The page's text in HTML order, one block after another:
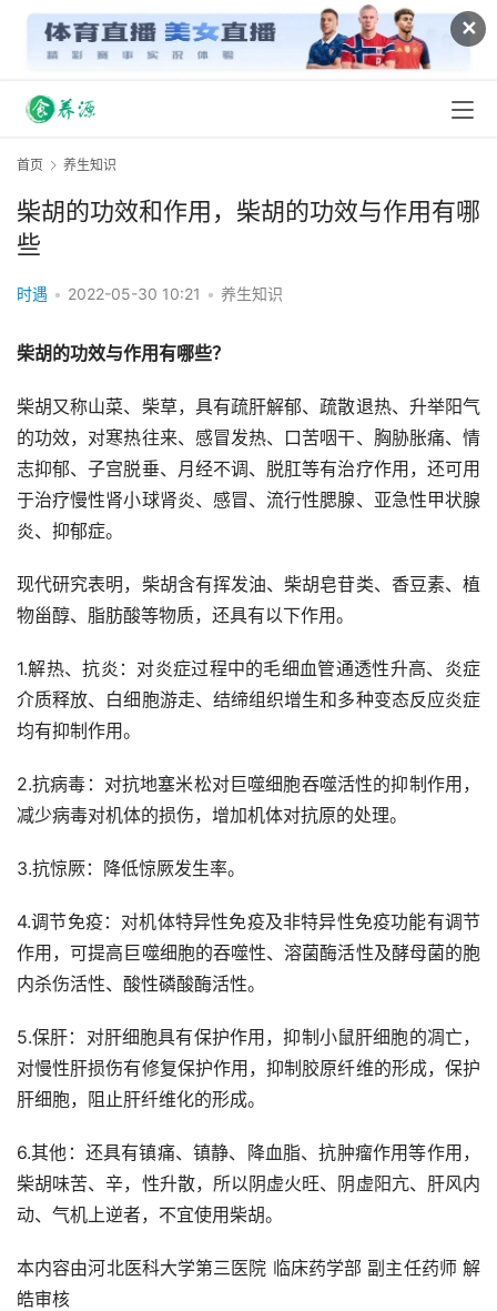
✕
首页 养生知识
柴胡的功效和作用，柴胡的功效与作用有哪
些
时遇 • 2022-05-30 10:21 • 养生知识
柴胡的功效与作用有哪些？
柴胡又称山菜、柴草，具有疏肝解郁、疏散退热、升举阳气
的功效，对寒热往来、感冒发热、口苦咽干、胸胁胀痛、情
志抑郁、子宫脱垂、月经不调、脱肛等有治疗作用，还可用
于治疗慢性肾小球肾炎、感冒、流行性腮腺、亚急性甲状腺
炎、抑郁症。
现代研究表明，柴胡含有挥发油、柴胡皂苷类、香豆素、植
物甾醇、脂肪酸等物质，还具有以下作用。
1.解热、抗炎：对炎症过程中的毛细血管通透性升高、炎症
介质释放、白细胞游走、结缔组织增生和多种变态反应炎症
均有抑制作用。
2.抗病毒：对抗地塞米松对巨噬细胞吞噬活性的抑制作用，
减少病毒对机体的损伤，增加机体对抗原的处理。
3.抗惊厥：降低惊厥发生率。
4.调节免疫：对机体特异性免疫及非特异性免疫功能有调节
作用，可提高巨噬细胞的吞噬性、溶菌酶活性及酵母菌的胞
内杀伤活性、酸性磷酸酶活性。
5.保肝：对肝细胞具有保护作用，抑制小鼠肝细胞的凋亡，
对慢性肝损伤有修复保护作用，抑制胶原纤维的形成，保护
肝细胞，阻止肝纤维化的形成。
6.其他：还具有镇痛、镇静、降血脂、抗肿瘤作用等作用，
柴胡味苦、辛，性升散，所以阴虚火旺、阴虚阳亢、肝风内
动、气机上逆者，不宜使用柴胡。
本内容由河北医科大学第三医院 临床药学部 副主任药师 解
皓审核